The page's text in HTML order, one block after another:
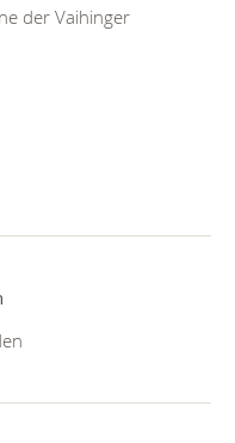
der Vaihinger